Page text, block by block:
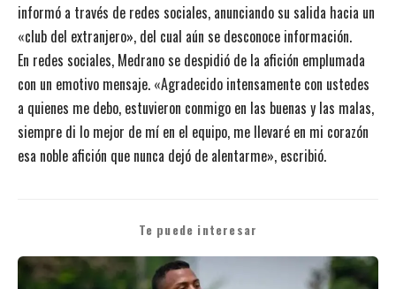
informó a través de redes sociales, anunciando su salida hacia un
«club del extranjero», del cual aún se desconoce información.
En redes sociales, Medrano se despidió de la afición emplumada
con un emotivo mensaje. «Agradecido intensamente con ustedes
a quienes me debo, estuvieron conmigo en las buenas y las malas,
siempre di lo mejor de mí en el equipo, me llevaré en mi corazón
esa noble afición que nunca dejó de alentarme», escribió.
Te puede interesar